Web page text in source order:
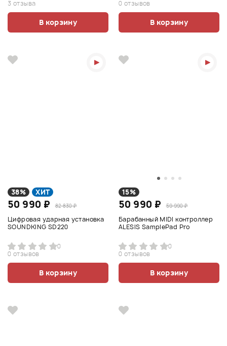
3 отзыва
В корзину
0 отзывов
В корзину
38% ХИТ
50 990 ₽ 82 830 ₽
Цифровая ударная установка
SOUNDKING SD220
0
0 отзывов
В корзину
15%
50 990 ₽ 59 990 ₽
Барабанный MIDI контроллер
ALESIS SamplePad Pro
0
0 отзывов
В корзину